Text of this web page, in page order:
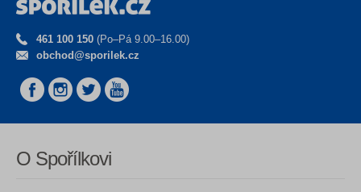
461 100 150 (Po–Pá 9.00–16.00)
obchod@sporilek.cz
O Spořílkovi